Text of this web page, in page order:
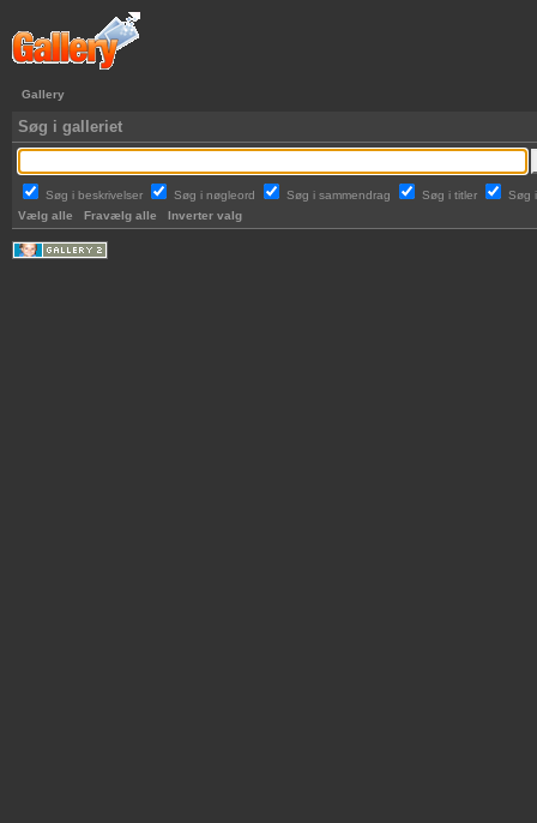
Gallery
Søg i galleriet
Søg i beskrivelser Søg i nøgleord Søg i sammendrag Søg i titler
Søg
Vælg alle
Fravælg alle Inverter valg